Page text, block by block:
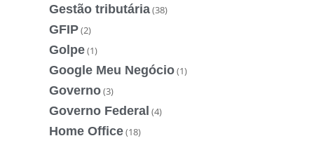
Gestão tributária(38)
GFIP(2)
Golpe(1)
Google Meu Negócio(1)
Governo(3)
Governo Federal (4)
Home Office(18)